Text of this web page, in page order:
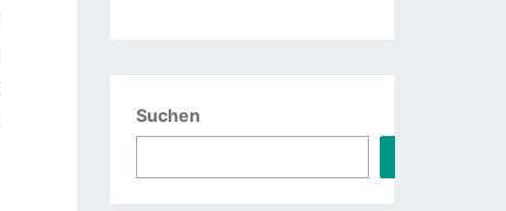
Suchen